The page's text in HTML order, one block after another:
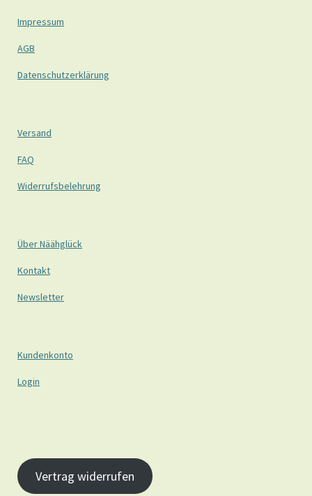
Impressum
AGB
Datenschutzerklärung
Versand
FAQ
Widerrufsbelehrung
Über Näähglück
Kontakt
Newsletter
Kundenkonto
Login
Vertrag widerrufen